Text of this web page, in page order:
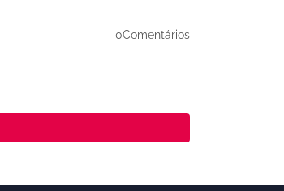
0Comentários